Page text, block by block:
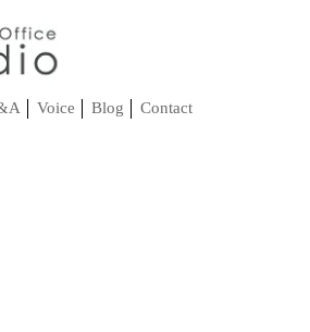
Voice Blog Contact